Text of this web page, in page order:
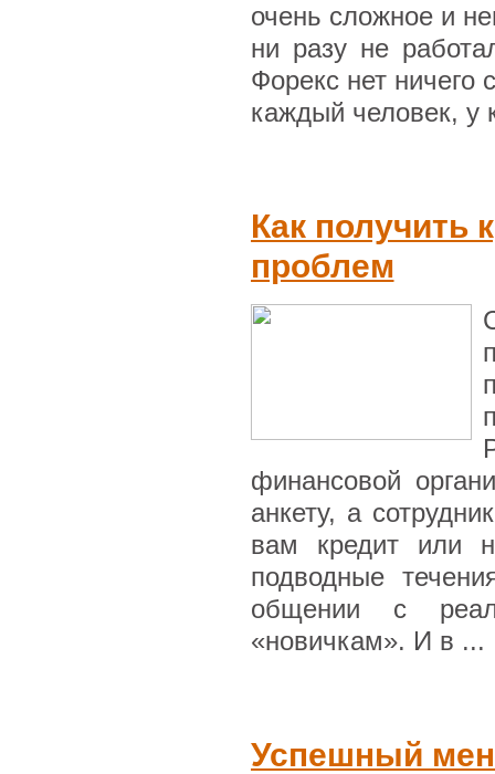
очень сложное и
ни разу не
Форекс нет ничего
каждый человек, у
Как получить
проблем
финансовой
анкету, а
вам кредит или
подводные
общении с
«новичкам». И в ...
Успешный